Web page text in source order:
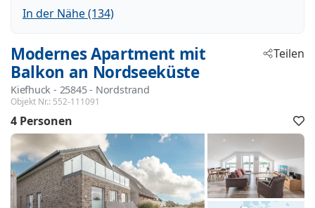
In der Nähe (134)
Modernes Apartment mit
Balkon an Nordseeküste
Kiefhuck - 25845 - Nordstrand
Objekt Nr.: 552-111091
Teilen
4 Personen